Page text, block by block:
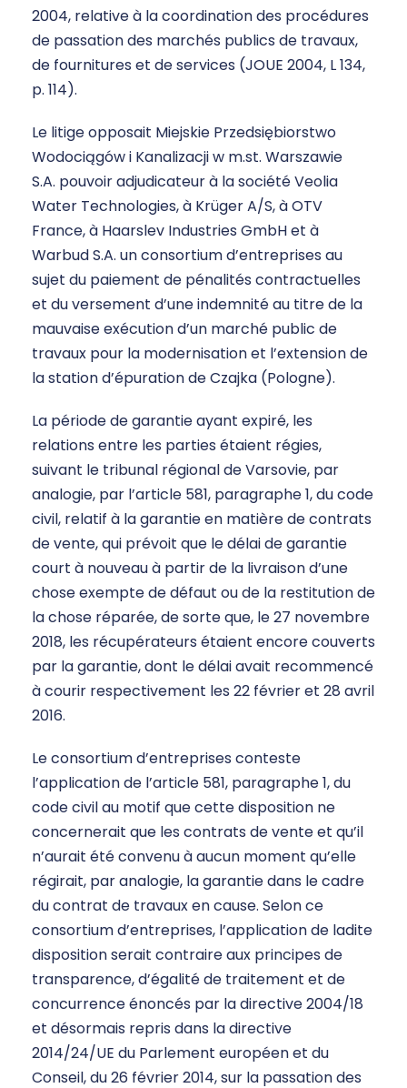
2004, relative à la coordination des procédures
de passation des marchés publics de travaux,
de fournitures et de services (JOUE 2004, L 134,
p. 114).
Le litige opposait Miejskie Przedsiębiorstwo
Wodociągów i Kanalizacji w m.st. Warszawie
S.A. pouvoir adjudicateur à la société Veolia
Water Technologies, à Krüger A/S, à OTV
France, à Haarslev Industries GmbH et à
Warbud S.A. un consortium d’entreprises au
sujet du paiement de pénalités contractuelles
et du versement d’une indemnité au titre de la
mauvaise exécution d’un marché public de
travaux pour la modernisation et l’extension de
la station d’épuration de Czajka (Pologne).
La période de garantie ayant expiré, les
relations entre les parties étaient régies,
suivant le tribunal régional de Varsovie, par
analogie, par l’article 581, paragraphe 1, du code
civil, relatif à la garantie en matière de contrats
de vente, qui prévoit que le délai de garantie
court à nouveau à partir de la livraison d’une
chose exempte de défaut ou de la restitution de
la chose réparée, de sorte que, le 27 novembre
2018, les récupérateurs étaient encore couverts
par la garantie, dont le délai avait recommencé
à courir respectivement les 22 février et 28 avril
2016.
Le consortium d’entreprises conteste
l’application de l’article 581, paragraphe 1, du
code civil au motif que cette disposition ne
concernerait que les contrats de vente et qu’il
n’aurait été convenu à aucun moment qu’elle
régirait, par analogie, la garantie dans le cadre
du contrat de travaux en cause. Selon ce
consortium d’entreprises, l’application de ladite
disposition serait contraire aux principes de
transparence, d’égalité de traitement et de
concurrence énoncés par la directive 2004/18
et désormais repris dans la directive
2014/24/UE du Parlement européen et du
Conseil, du 26 février 2014, sur la passation des